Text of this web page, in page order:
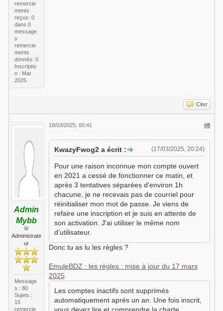
remercie
ments
reçus: 0
dans 0
message
s
remercie
ments
donnés: 0
Inscriptio
n : Mar
2025
Citer
Admin
Mybb
Administrate
ur
Message
s : 80
Sujets :
15
remercie
#8
18/03/2025, 00:41
(17/03/2025, 20:24)
KwazyFwog2 a écrit :
Pour une raison inconnue mon compte ouvert
en 2021 a cessé de fonctionner ce matin, et
après 3 tentatives séparées d'environ 1h
chacune, je ne recevais pas de courriel pour
réinitialiser mon mot de passe. Je viens de
refaire une inscription et je suis en attente de
son activation. J'ai utiliser le même nom
d'utilisateur.
Donc tu as lu les règles ?
EmuleBDZ : les règles : mise à jour du 17 mars
2025
Les comptes inactifs sont supprimés
automatiquement après un an. Une fois inscrit,